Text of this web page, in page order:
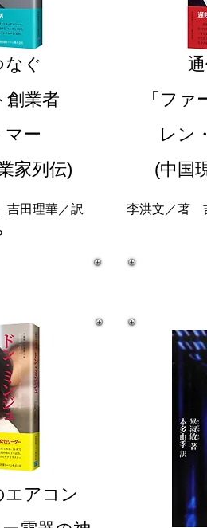
なぐ
創業者
マー
家列伝)
吉田理華／訳
「フ
レン
(中国
李洪文／著
エアコン